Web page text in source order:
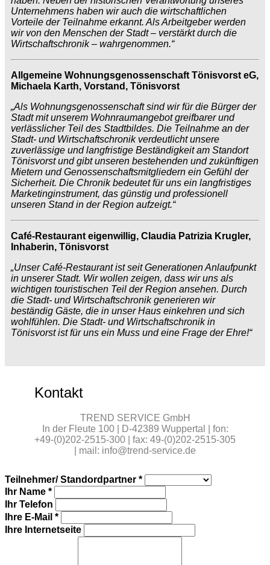
Unternehmens haben wir auch die wirtschaftlichen
Vorteile der Teilnahme erkannt. Als Arbeitgeber werden
wir von den Menschen der Stadt – verstärkt durch die
Wirtschaftschronik – wahrgenommen.“
Allgemeine Wohnungsgenossenschaft Tönisvorst eG,
Michaela Karth, Vorstand, Tönisvorst
„Als Wohnungsgenossenschaft sind wir für die Bürger der
Stadt mit unserem Wohnraumangebot greifbarer und
verlässlicher Teil des Stadtbildes. Die Teilnahme an der
Stadt- und Wirtschaftschronik verdeutlicht unsere
zuverlässige und langfristige Beständigkeit am Standort
Tönisvorst und gibt unseren bestehenden und zukünftigen
Mietern und Genossenschaftsmitgliedern ein Gefühl der
Sicherheit. Die Chronik bedeutet für uns ein langfristiges
Marketinginstrument, das günstig und professionell
unseren Stand in der Region aufzeigt.“
Café-Restaurant eigenwillig, Claudia Patrizia Krugler,
Inhaberin, Tönisvorst
„Unser Café-Restaurant ist seit Generationen Anlaufpunkt
in unserer Stadt. Wir wollen zeigen, dass wir uns als
wichtigen touristischen Teil der Region ansehen. Durch
die Stadt- und Wirtschaftschronik generieren wir
beständig Gäste, die in unser Haus einkehren und sich
wohlfühlen. Die Stadt- und Wirtschaftschronik in
Tönisvorst ist für uns ein Muss und eine Frage der Ehre!“
Kontakt
TREND SERVICE GmbH
In der Fleute 100 | D-42389 Wuppertal | fon:
+49-(0)202-2515-300 | fax: 49-(0)202-2515-305
| mail: info@trend-service.de
Teilnehmer/ Standordpartner *
Ihr Name *
Ihr Telefon
Ihre E-Mail *
Ihre Internetseite